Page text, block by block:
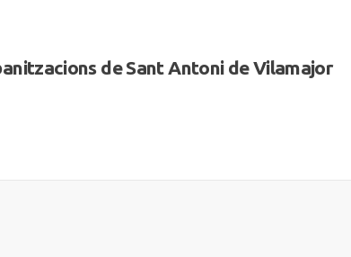
de Sant Antoni de Vilamajor